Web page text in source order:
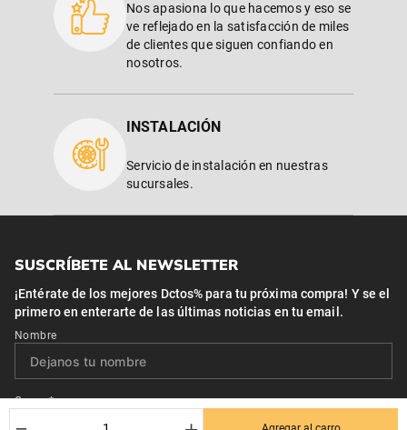
Nos apasiona lo que hacemos y eso se
ve reflejado en la satisfacción de miles
de clientes que siguen confiando en
nosotros.
INSTALACIÓN
Servicio de instalación en nuestras
sucursales.
SUSCRÍBETE AL NEWSLETTER
¡Entérate de los mejores Dctos% para tu próxima compra! Y se el
primero en enterarte de las últimas noticias en tu email.
Nombre
Correo*